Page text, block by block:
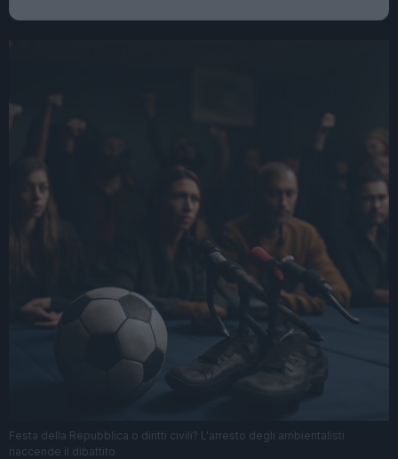
Festa della Repubblica o diritti civili? L'arresto degli ambientalisti
riaccende il dibattito